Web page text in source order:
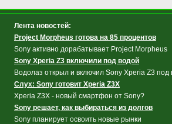
Лента новостей:
Project Morpheus готова на 85 процентов
Sony активно дорабатывает Project Morpheus
Sony Xperia Z3 включили под водой
Водолаз открыл и включил Sony Xperia Z3 под
Слух: Sony готовит Xperia Z3X
Xperia Z3X - новый смартфон от Sony?
Sony решает, как выбираться из долгов
Sony планирует освоить новые рынки